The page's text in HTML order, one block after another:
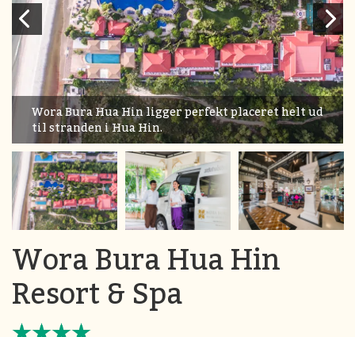
Wora Bura Hua Hin ligger perfekt placeret helt ud
til stranden i Hua Hin.
Wora Bura Hua Hin
Resort & Spa